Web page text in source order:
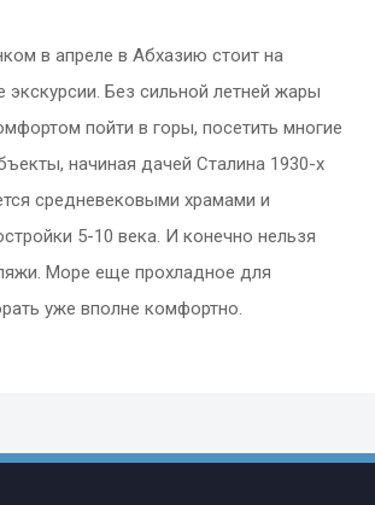
в апреле в Абхазию стоит на
экскурсии. Без сильной летней жары
пойти в горы, посетить многие
начиная дачей Сталина 1930-х
средневековыми храмами и
5-10 века. И конечно нельзя
Море еще прохладное для
уже вполне комфортно.